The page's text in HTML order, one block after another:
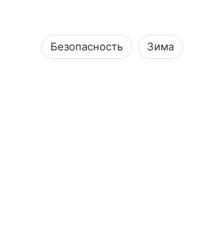
Безопасность Зима